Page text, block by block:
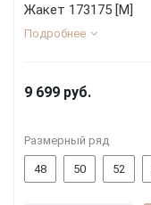
Жакет 173175 [М]
Подробнее
9 699 руб.
Размерный ряд
48 50 52